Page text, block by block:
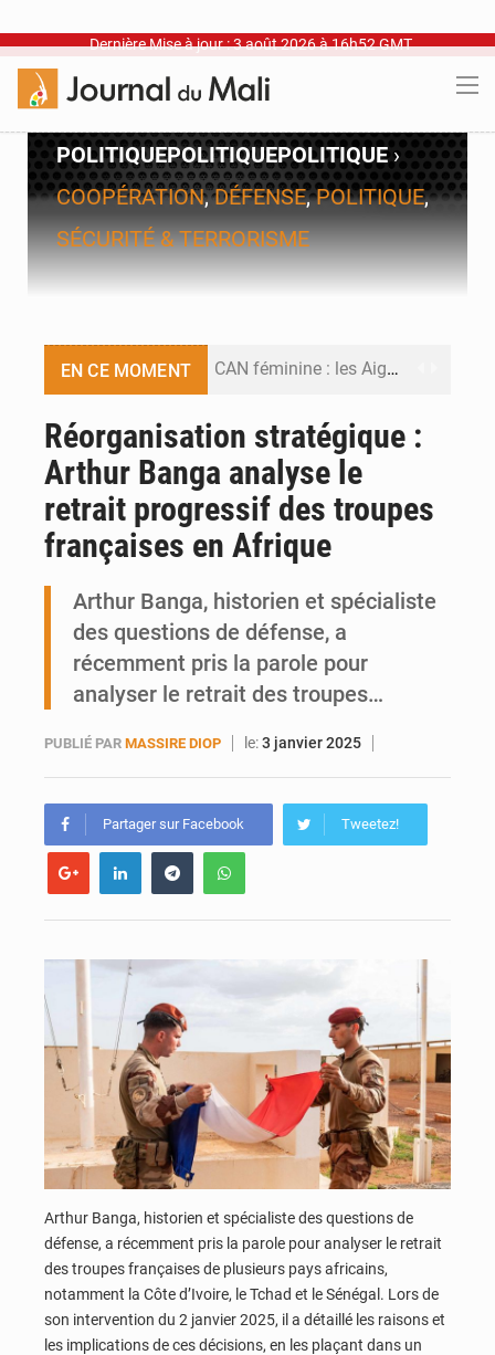
Dernière Mise à jour : 3 août 2026 à 16h52 GMT
POLITIQUEPOLITIQUEPOLITIQUE ›
COOPÉRATION,DÉFENSE,POLITIQUE,
SÉCURITÉ & TERRORISME
EN CE MOMENT CAN féminine : les Aigles Dames se relancent
Mobilité étudiante : une présence africaine en hausse dans les universités russes
Réorganisation stratégique :
Arthur Banga analyse le
retrait progressif des troupes
françaises en Afrique
Arthur Banga, historien et spécialiste
des questions de défense, a
récemment pris la parole pour
analyser le retrait des troupes…
PUBLIÉ PAR MASSIRE DIOP le:3 janvier 2025
Partager sur Facebook Tweetez!
Arthur Banga, historien et spécialiste des questions de
défense, a récemment pris la parole pour analyser le retrait
des troupes françaises de plusieurs pays africains,
notamment la Côte d’Ivoire, le Tchad et le Sénégal. Lors de
son intervention du 2 janvier 2025, il a détaillé les raisons et
les implications de ces décisions, en les plaçant dans un